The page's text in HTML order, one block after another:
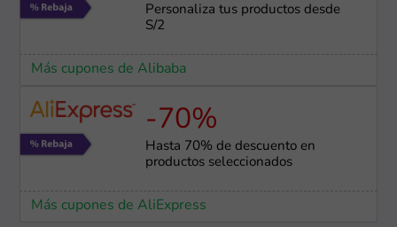
Personaliza tus productos desde
S/2
Más cupones de Alibaba
-70%
Hasta 70% de descuento en
productos seleccionados
Más cupones de AliExpress